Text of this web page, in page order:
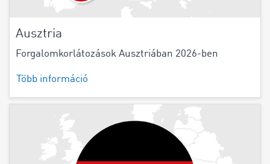
Ausztria
Forgalomkorlátozások Ausztriában 2026-ben
Több információ